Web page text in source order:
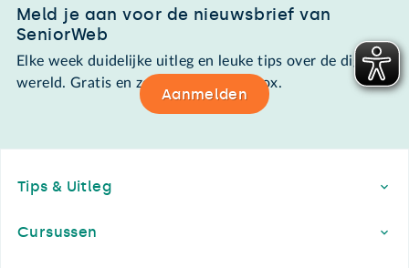
Meld je aan voor de nieuwsbrief van
SeniorWeb
Elke week duidelijke uitleg en leuke tips over de digitale
wereld. Gratis en zomaar in de mailbox.
Aanmelden
Tips & Uitleg
Cursussen